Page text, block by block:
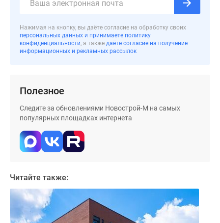
застройщиком
Поиск
реновации
Москве
Новостройки
премиум-
класса
класса
Рассрочка
Траншевая
ипотека
Нажимая на кнопку, вы даёте согласие на обработку своих
персональных данных и принимаете политику
конфиденциальности, а также даёте согласие на получение
информационных и рекламных рассылок
Полезное
Следите за обновлениями Новострой-М на самых
популярных площадках интернета
Читайте также: